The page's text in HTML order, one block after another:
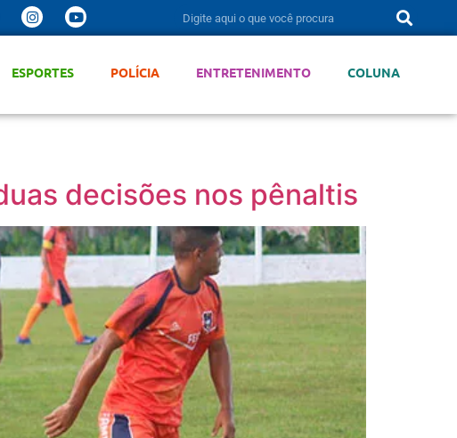
ESPORTES POLÍCIA ENTRETENIMENTO COLUNA
decisões nos pênaltis